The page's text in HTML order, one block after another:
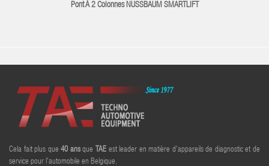
Pont À 2 Colonnes NUSSBAUM SMARTLIFT
Cela fait plus que40ansque TAEest leader en matière d'appareils de diagnostic et de
service pour l'automobile en Belgique.